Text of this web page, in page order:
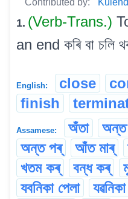
Contributed by:
1. (Verb-Trans.)
an end কৰি বা চলি
English: close
finish
Assamese: অঁতা
অন্ত পৰ্
আঁত মাৰ্
খতম কৰ্
বন্ধ কৰ্
যবনিকা পেলা